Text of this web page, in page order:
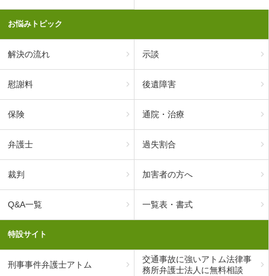
お悩みトピック
解決の流れ 示談
慰謝料 後遺障害
保険 通院・治療
弁護士 過失割合
裁判 加害者の方へ
Q&A一覧 一覧表・書式
特設サイト
刑事事件弁護士アトム
交通事故に強いアトム法律事
務所弁護士法人に無料相談